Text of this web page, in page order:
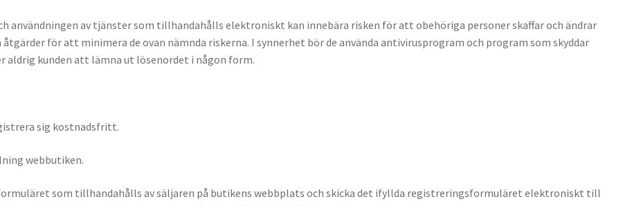
av tjänster som tillhandahålls elektroniskt kan innebära risken för att obehöriga personer skaffar och ändrar
för att minimera de ovan nämnda riskerna. I synnerhet bör de använda antivirusprogram och program som skyddar
aldrig kunden att lämna ut lösenordet i någon form.
sig kostnadsfritt.
webbutiken.
som tillhandahålls av säljaren på butikens webbplats och skicka det ifyllda registreringsformuläret elektroniskt till